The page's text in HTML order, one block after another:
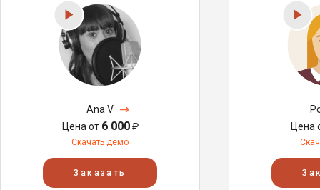
Ana V
Цена от 6 000₽
Скачать демо
Заказать
Цена